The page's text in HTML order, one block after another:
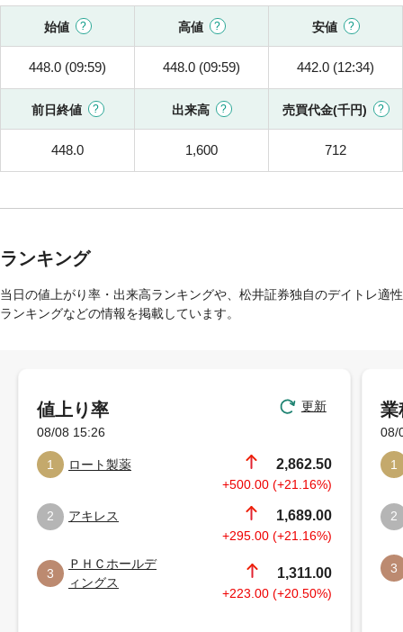
始値 高値 安値
448.0 (09:59) 448.0 (09:59) 442.0 (12:34)
前日終値 出来高 売買代金(千円)
448.0 1,600 712
ランキング
当日の値上がり率・出来高ランキングや、松井証券独自のデイトレ適性
ランキングなどの情報を掲載しています。